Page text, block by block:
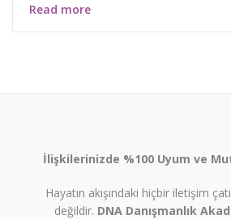
Read more
İlişkilerinizde %100 Uyum ve
Hayatın akışındaki hiçbir iletişim
değildir. DNA Danışmanlık